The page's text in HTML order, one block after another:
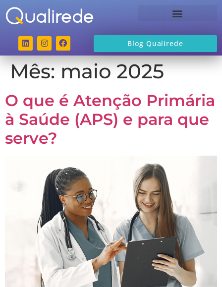
Blog Qualirede
Mês:maio 2025
O que é Atenção Primária
à Saúde (APS) e para que
serve?